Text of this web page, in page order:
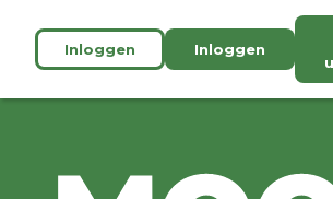
Inloggen Inloggen